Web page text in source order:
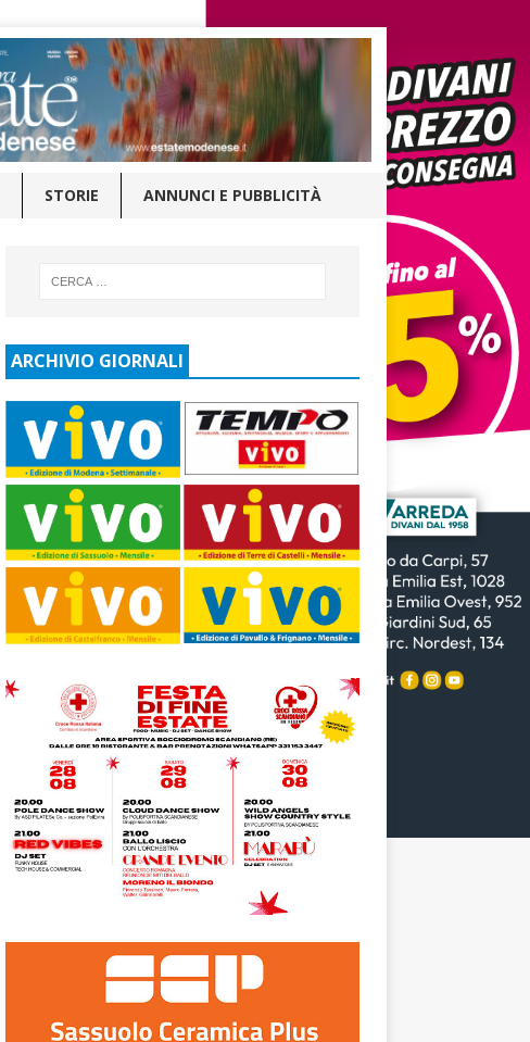
STORIE ANNUNCI E PUBBLICITÀ
ARCHIVIO GIORNALI